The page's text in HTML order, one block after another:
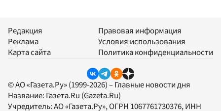
Редакция
Реклама
Карта сайта
Правовая информация
Условия использования
Политика конфиденциальности
© АО «Газета.Ру» (1999-2026) – Главные новости дня
Название: Газета.Ru (Gazeta.Ru)
Учредитель:АО «Газета.Ру», ОГРН 1067761730376, ИНН